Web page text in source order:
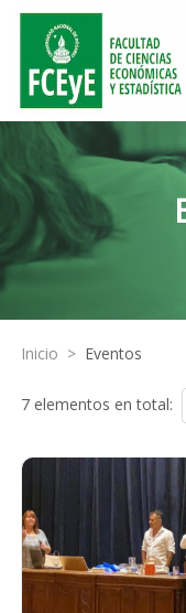
Inicio > Eventos
7 elementos en total: